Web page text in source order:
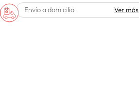
Envío a domicilio Ver más